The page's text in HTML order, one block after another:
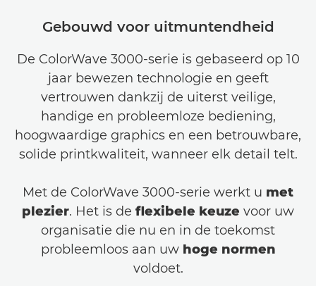
Gebouwd voor uitmuntendheid
De ColorWave 3000-serie is gebaseerd op 10
jaar bewezen technologie en geeft
vertrouwen dankzij de uiterst veilige,
handige en probleemloze bediening,
hoogwaardige graphics en een betrouwbare,
solide printkwaliteit, wanneer elk detail telt.
Met de ColorWave 3000-serie werkt u met
plezier. Het is de flexibele keuze voor uw
organisatie die nu en in de toekomst
probleemloos aan uw hoge normen
voldoet.